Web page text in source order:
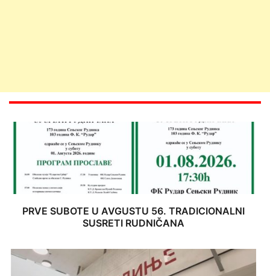
PRVE SUBOTE U AVGUSTU 56. TRADICIONALNI
SUSRETI RUDNIČANA